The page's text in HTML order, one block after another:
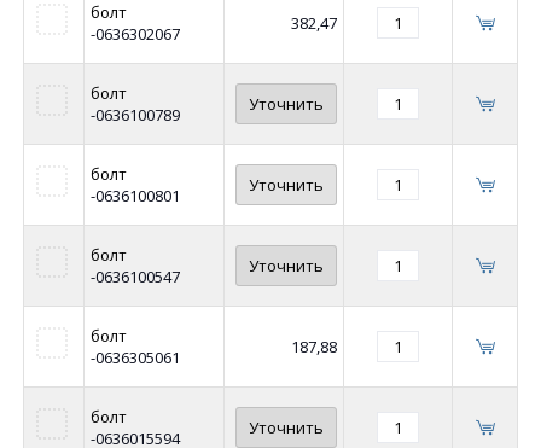
болт
-0636302067
382,47
болт
-0636100789
Уточнить
болт
-0636100801
Уточнить
болт
-0636100547
Уточнить
болт
-0636305061
187,88
болт
-0636015594
Уточнить